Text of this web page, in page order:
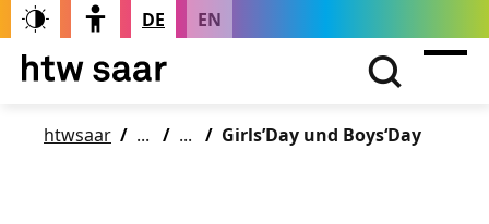
DE EN
htwsaar Girls’Day und Boys‘Day